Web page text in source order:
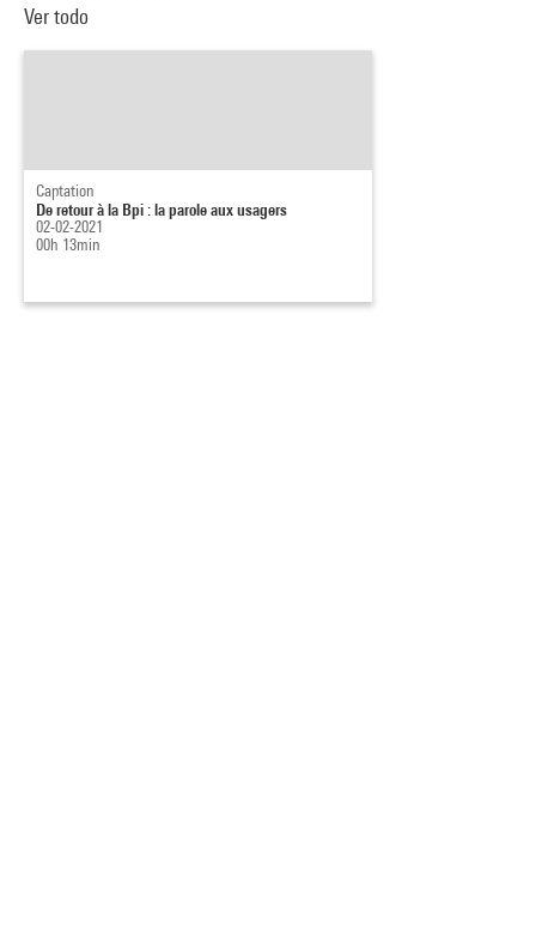
Ver todo
Captation
De retour à la Bpi : la parole aux usagers
02-02-2021
00h 13min